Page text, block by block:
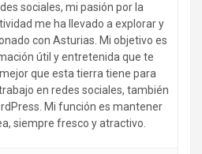
sociales, mi pasión por la
me ha llevado a explorar y
con Asturias. Mi objetivo es
útil y entretenida que te
que esta tierra tiene para
en redes sociales, también
Mi función es mantener
siempre fresco y atractivo.